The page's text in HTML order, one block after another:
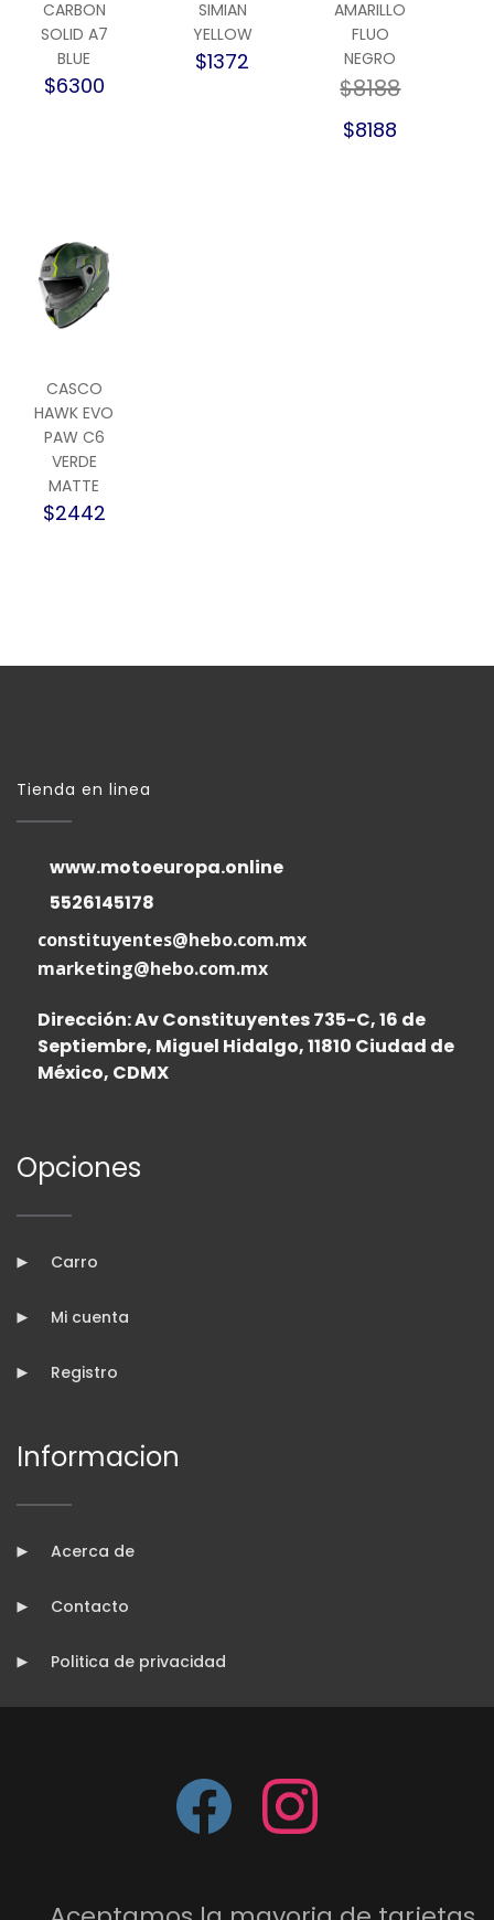
CARBON
SOLID A7
BLUE
$6300
SIMIAN
YELLOW
$1372
AMARILLO
FLUO
NEGRO
$8188
$8188
CASCO
HAWK EVO
PAW C6
VERDE
MATTE
$2442
Tienda en linea
www.motoeuropa.online
5526145178
constituyentes@hebo.com.mx
marketing@hebo.com.mx
Dirección: Av Constituyentes 735-C, 16 de
Septiembre, Miguel Hidalgo, 11810 Ciudad de
México, CDMX
Opciones
Carro
Mi cuenta
Registro
Informacion
Acerca de
Contacto
Politica de privacidad